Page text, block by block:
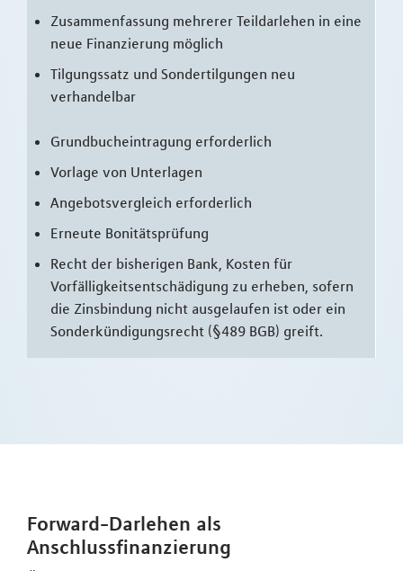
Zusammenfassung mehrerer Teildarlehen in eine
neue Finanzierung möglich
Tilgungssatz und Sondertilgungen neu
verhandelbar
Grundbucheintragung erforderlich
Vorlage von Unterlagen
Angebotsvergleich erforderlich
Erneute Bonitätsprüfung
Recht der bisherigen Bank, Kosten für
Vorfälligkeitsentschädigung zu erheben, sofern
die Zinsbindung nicht ausgelaufen ist oder ein
Sonderkündigungsrecht (§489 BGB) greift.
Forward-Darlehen als
Anschlussfinanzierung